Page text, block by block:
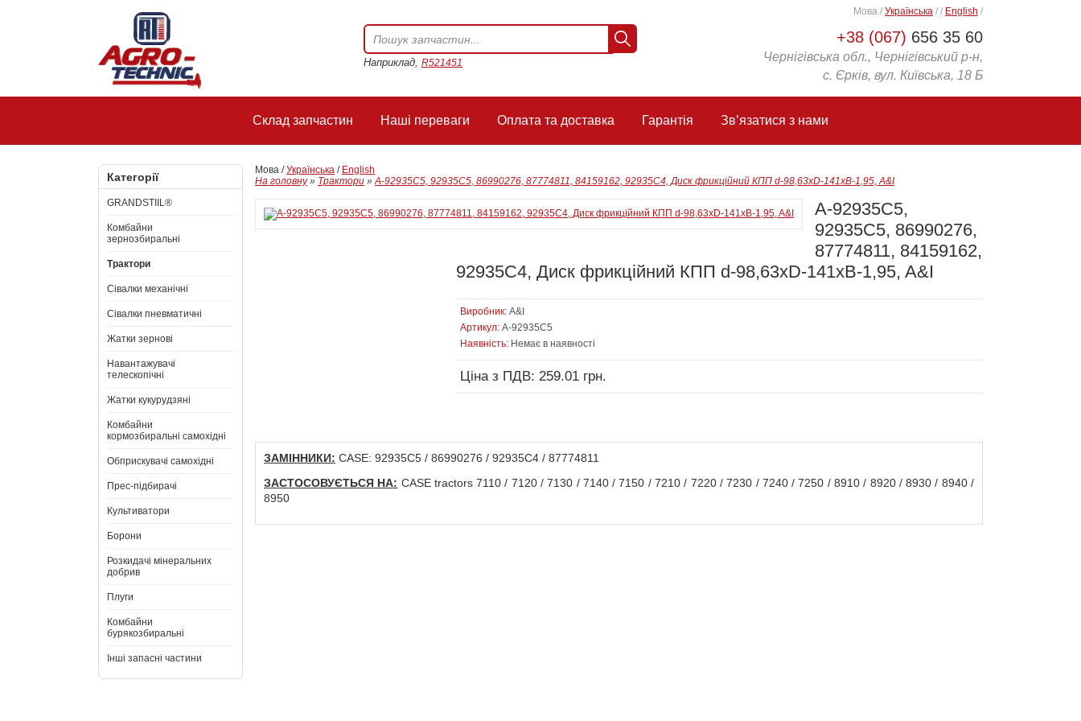
+38 (067) 656 35 60
Чернігівська обл., Чернігівський р-н,
с. Єрків, вул. Київська, 18 Б
Мова / Українська / / English /
Наприклад, R521451
Склад запчастин Наші переваги Оплата та доставка Гарантія Зв’язатися з нами
Категорії
GRANDSTIIL®
Комбайни
зернозбиральні
Трактори
Сівалки механічні
Сівалки пневматичні
Жатки зернові
Навантажувачі
телескопічні
Жатки кукурудзяні
Комбайни
кормозбиральні самохідні
Обприскувачі самохідні
Прес-підбирачі
Культиватори
Борони
Розкидачі мінеральних
добрив
Плуги
Комбайни
бурякозбиральні
Інші запасні частини
Мова /Українська / English
На головну» Трактори »A-92935C5, 92935C5, 86990276, 87774811, 84159162, 92935С4, Диск фрикційний КПП d-98,63xD-141xB-1,95, A&I
A-92935C5,
92935C5, 86990276,
87774811, 84159162,
92935С4, Диск фрикційний КПП d-98,63xD-141xB-1,95, A&I
Виробник: A&I
Артикул: A-92935C5
Наявність: Немає в наявності
Ціна з ПДВ: 259.01 грн.
ЗАМІННИКИ: CASE: 92935C5 / 86990276 / 92935С4 / 87774811
ЗАСТОСОВУЄТЬСЯ НА: CASE tractors 7110 / 7120 / 7130 / 7140 / 7150 / 7210 / 7220 / 7230 / 7240 / 7250 / 8910 / 8920 / 8930 / 8940 /
8950